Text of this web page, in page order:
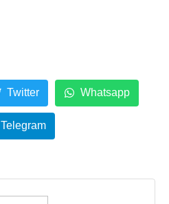
Twitter Whatsapp
Telegram